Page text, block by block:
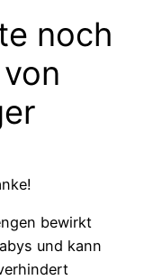
noch
bewirkt
und kann